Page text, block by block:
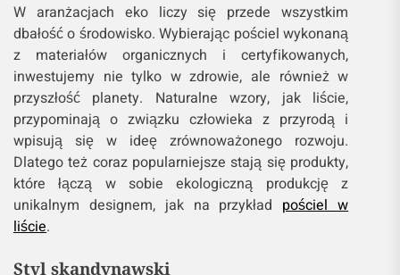
W aranżacjach eko liczy się przede wszystkim
dbałość o środowisko. Wybierając pościel wykonaną
z materiałów organicznych i certyfikowanych,
inwestujemy nie tylko w zdrowie, ale również w
przyszłość planety. Naturalne wzory, jak liście,
przypominają o związku człowieka z przyrodą i
wpisują się w ideę zrównoważonego rozwoju.
Dlatego też coraz popularniejsze stają się produkty,
które łączą w sobie ekologiczną produkcję z
unikalnym designem, jak na przykład pościel w
liście.
Styl skandynawski